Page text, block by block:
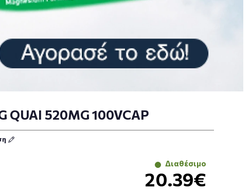
QUAI 520MG 100VCAP
Διαθέσιμο
20.39€